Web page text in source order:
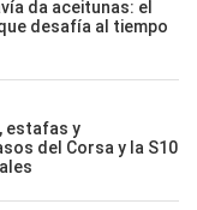
da aceitunas: el
desafía al tiempo
estafas y
del Corsa y la S10